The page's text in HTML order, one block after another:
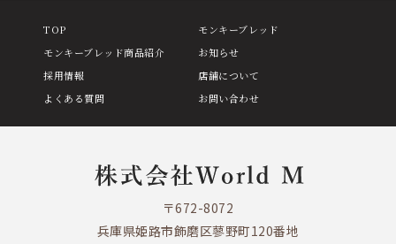
TOP
モンキーブレッド
モンキーブレッド商品紹介
お知らせ
採用情報
店舗について
よくある質問
お問い合わせ
〒672-8072
兵庫県姫路市飾磨区蓼野町120番地